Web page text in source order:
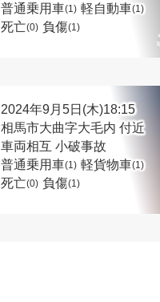
普通乗用車(1) 軽自動車(1)
死亡(0) 負傷(1)
2024年9月5日(木)18:15
相馬市大曲字大毛内 付近
車両相互 小破事故
普通乗用車(1) 軽貨物車(1)
死亡(0) 負傷(1)